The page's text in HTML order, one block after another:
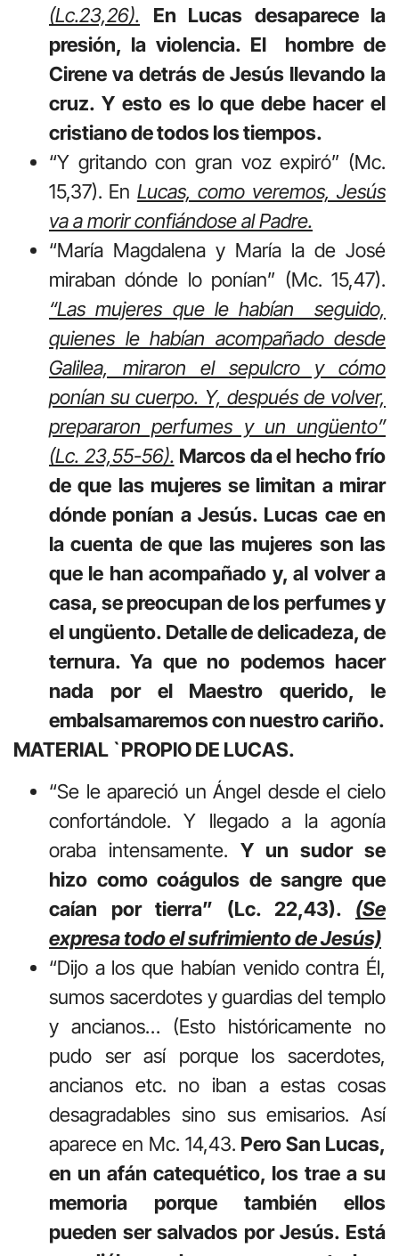
(Lc.23,26).
En Lucas desaparece la
presión, la violencia. El hombre de
Cirene va detrás de Jesús llevando la
cruz. Y esto es lo que debe hacer el
cristiano de todos los tiempos.
“Y gritando con gran voz expiró” (Mc.
15,37). En Lucas, como veremos, Jesús
va a morir confiándose al Padre.
“María Magdalena y María la de José
miraban dónde lo ponían” (Mc. 15,47).
“Las mujeres que le habían seguido,
quienes le habían acompañado desde
Galilea, miraron el sepulcro y cómo
ponían su cuerpo. Y, después de volver,
prepararon perfumes y un ungüento”
(Lc. 23,55-56). Marcos da el hecho frío
de que las mujeres se limitan a mirar
dónde ponían a Jesús. Lucas cae en
la cuenta de que las mujeres son las
que le han acompañado y, al volver a
casa, se preocupan de los perfumes y
el ungüento. Detalle de delicadeza, de
ternura. Ya que no podemos hacer
nada por el Maestro querido, le
embalsamaremos con nuestro cariño.
MATERIAL `PROPIO DE LUCAS.
“Se le apareció un Ángel desde el cielo
confortándole. Y llegado a la agonía
oraba intensamente. Y un sudor se
hizo como coágulos de sangre que
caían por tierra” (Lc. 22,43). (Se
expresa todo el sufrimiento de Jesús)
“Dijo a los que habían venido contra Él,
sumos sacerdotes y guardias del templo
y ancianos… (Esto históricamente no
pudo ser así porque los sacerdotes,
ancianos etc. no iban a estas cosas
desagradables sino sus emisarios. Así
aparece en Mc. 14,43. Pero San Lucas,
en un afán catequético, los trae a su
memoria porque también ellos
pueden ser salvados por Jesús. Está